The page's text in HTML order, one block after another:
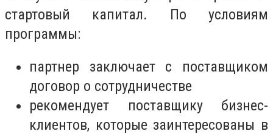
стартовый капитал. По условиям
программы:
партнер заключает с поставщиком
договор о сотрудничестве
рекомендует поставщику бизнес-
клиентов, которые заинтересованы в